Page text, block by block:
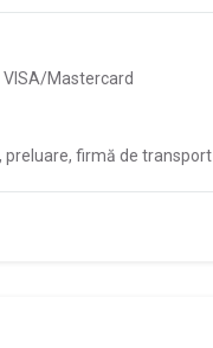
Mastercard
preluare, firmă de transport